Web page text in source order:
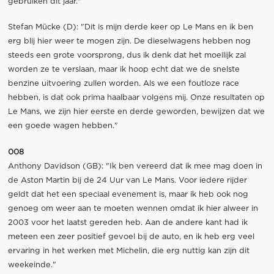
gebruiken dit jaar."
Stefan Mücke (D): "Dit is mijn derde keer op Le Mans en ik ben
erg blij hier weer te mogen zijn. De dieselwagens hebben nog
steeds een grote voorsprong, dus ik denk dat het moeilijk zal
worden ze te verslaan, maar ik hoop echt dat we de snelste
benzine uitvoering zullen worden. Als we een foutloze race
hebben, is dat ook prima haalbaar volgens mij. Onze resultaten op
Le Mans, we zijn hier eerste en derde geworden, bewijzen dat we
een goede wagen hebben."
008
Anthony Davidson (GB): "Ik ben vereerd dat ik mee mag doen in
de Aston Martin bij de 24 Uur van Le Mans. Voor iedere rijder
geldt dat het een speciaal evenement is, maar ik heb ook nog
genoeg om weer aan te moeten wennen omdat ik hier alweer in
2003 voor het laatst gereden heb. Aan de andere kant had ik
meteen een zeer positief gevoel bij de auto, en ik heb erg veel
ervaring in het werken met Michelin, die erg nuttig kan zijn dit
weekeinde."